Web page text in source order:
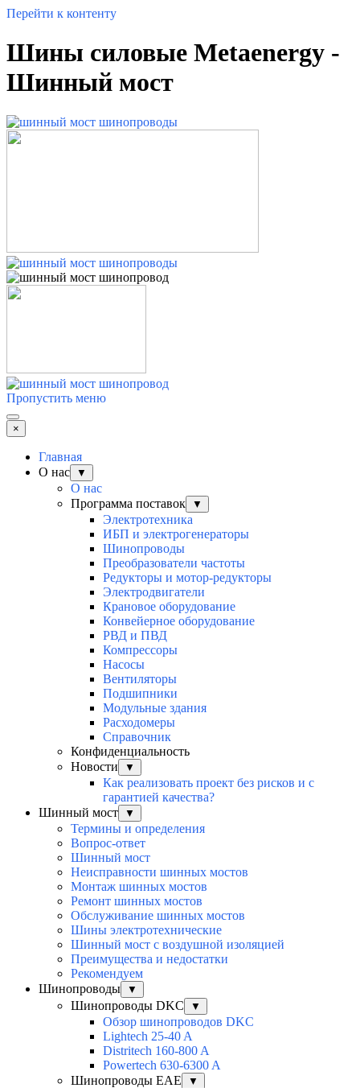
Перейти к контенту
Шины силовые Metaenergy -
Шинный мост
Пропустить меню
×
Главная
О нас
▼
О нас
Программа поставок
▼
Электротехника
ИБП и электрогенераторы
Шинопроводы
Преобразователи частоты
Редукторы и мотор-редукторы
Электродвигатели
Крановое оборудование
Конвейерное оборудование
РВД и ПВД
Компрессоры
Насосы
Вентиляторы
Подшипники
Модульные здания
Расходомеры
Справочник
Конфиденциальность
Новости
▼
Как реализовать проект без рисков и с
гарантией качества?
Шинный мост
▼
Термины и определения
Вопрос-ответ
Шинный мост
Неисправности шинных мостов
Монтаж шинных мостов
Ремонт шинных мостов
Обслуживание шинных мостов
Шины электротехнические
Шинный мост с воздушной изоляцией
Преимущества и недостатки
Рекомендуем
Шинопроводы
▼
Шинопроводы DKC ▼
Обзор шинопроводов DKC
Lightech 25-40 A
Distritech 160-800 A
Powertech 630-6300 A
Шинопроводы EAE
▼